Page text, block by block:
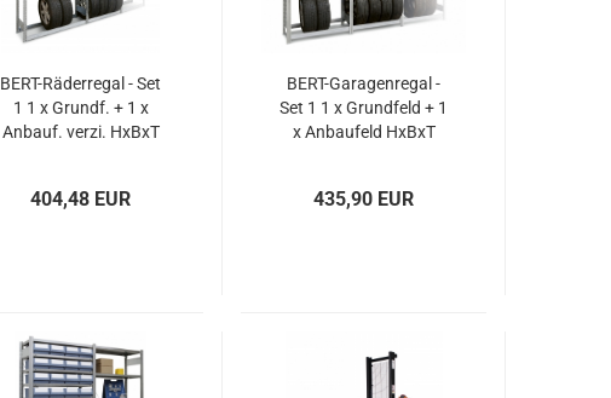
BERT-Räderregal - Set
1 1 x Grundf. + 1 x
Anbauf. verzi. HxBxT
404,48 EUR
BERT-Garagenregal -
Set 1 1 x Grundfeld + 1
x Anbaufeld HxBxT
435,90 EUR